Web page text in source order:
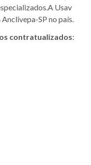
Usav
SP no país.
contratualizados: